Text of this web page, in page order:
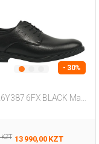
- 30%
6FX BLACK Man
13 990,00 KZT